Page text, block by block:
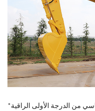
*من الدرجة الأولى الراقية